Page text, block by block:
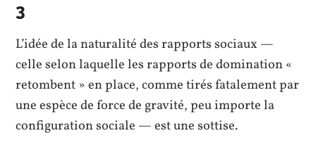
3
L’idée de la naturalité des rapports sociaux —
celle selon laquelle les rapports de domination «
retombent » en place, comme tirés fatalement par
une espèce de force de gravité, peu importe la
configuration sociale — est une sottise.